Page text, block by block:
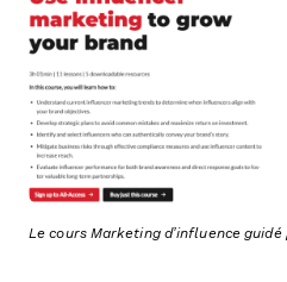
Le cours Marketing d’influence guidé